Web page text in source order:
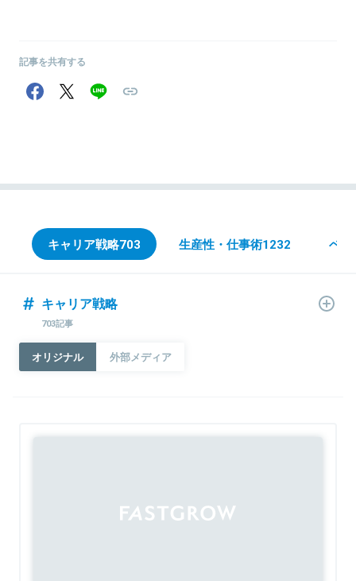
記事を共有する
キャリア戦略703 生産性・仕事術1232 ベ
キャリア戦略
703記事
オリジナル 外部メディア